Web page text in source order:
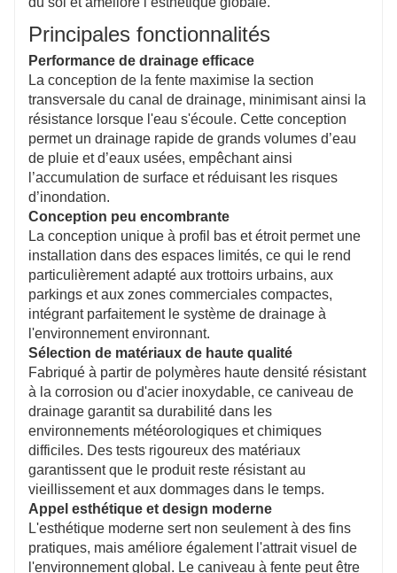
Principales fonctionnalités
Performance de drainage efficace
La conception de la fente maximise la section
transversale du canal de drainage, minimisant ainsi la
résistance lorsque l'eau s'écoule. Cette conception
permet un drainage rapide de grands volumes d’eau
de pluie et d’eaux usées, empêchant ainsi
l’accumulation de surface et réduisant les risques
d’inondation.
Conception peu encombrante
La conception unique à profil bas et étroit permet une
installation dans des espaces limités, ce qui le rend
particulièrement adapté aux trottoirs urbains, aux
parkings et aux zones commerciales compactes,
intégrant parfaitement le système de drainage à
l'environnement environnant.
Sélection de matériaux de haute qualité
Fabriqué à partir de polymères haute densité résistant
à la corrosion ou d'acier inoxydable, ce caniveau de
drainage garantit sa durabilité dans les
environnements météorologiques et chimiques
difficiles. Des tests rigoureux des matériaux
garantissent que le produit reste résistant au
vieillissement et aux dommages dans le temps.
Appel esthétique et design moderne
L'esthétique moderne sert non seulement à des fins
pratiques, mais améliore également l'attrait visuel de
l'environnement global. Le caniveau à fente peut être